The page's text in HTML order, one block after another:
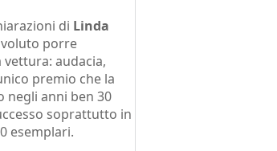
di Linda
porre
audacia,
premio che la
negli anni ben 30
soprattutto in
esemplari.